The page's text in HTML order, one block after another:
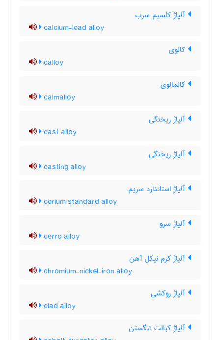
آلیاژ کلسیم سرب
calcium-lead alloy
کالوی
calloy
کالمالوی
calmalloy
آلیاژ ریختگی
cast alloy
آلیاژ ریختگی
casting alloy
آلیاژ استاندارد سریم
cerium standard alloy
آلیاژ سرو
cerro alloy
آلیاژ کرم نیکل آهن
chromium-nickel-iron alloy
آلیاژ روکشی
clad alloy
آلیاژ کبالت تنگستن